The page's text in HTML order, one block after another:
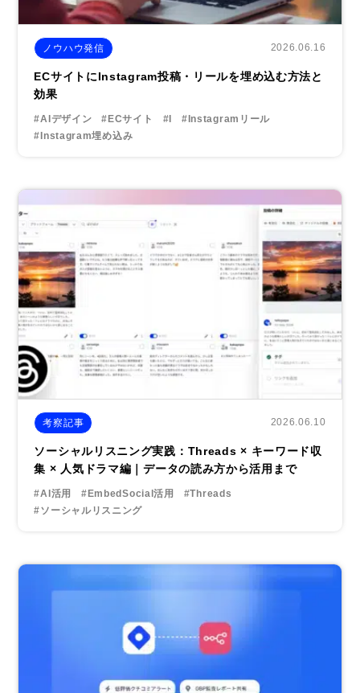
ノウハウ発信 2026.06.16
ECサイトにInstagram投稿・リールを埋め込む方法と
効果
#AIデザイン #ECサイト #I
#Instagramリール
#Instagram埋め込み
考察記事 2026.06.10
ソーシャルリスニング実践：Threads × キーワード収
集 × 人気ドラマ編｜データの読み方から活用まで
#AI活用 #EmbedSocial活用
#Threads
#ソーシャルリスニング